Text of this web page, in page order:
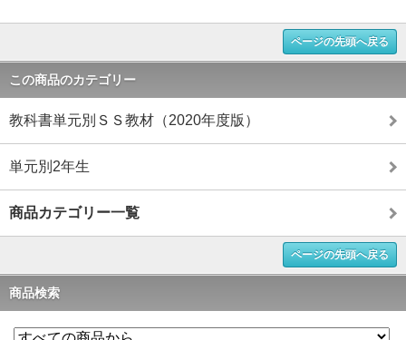
ページの先頭へ戻る
この商品のカテゴリー
教科書単元別ＳＳ教材（2020年度版）
単元別2年生
商品カテゴリー一覧
ページの先頭へ戻る
商品検索